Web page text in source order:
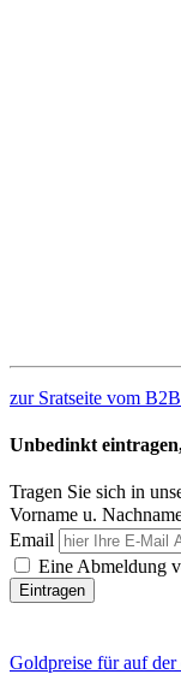
zur Sratseite vom
Unbedinkt
Tragen Sie sich in
Vorname u.
Email
Eine Abmeldung
Goldpreise für auf der